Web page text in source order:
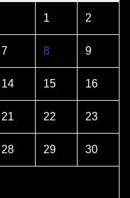
1 2
7 8 9
14 15 16
21 22 23
28 29 30